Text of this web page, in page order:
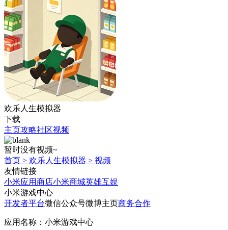
欢乐人生模拟器
下载
主页攻略社区视频
暂时没有视频~
首页 > 欢乐人生模拟器 > 视频
友情链接
小米应用商店小米商城英雄互娱
小米游戏中心
开发者平台微信公众号微博主页商务合作
应用名称：小米游戏中心